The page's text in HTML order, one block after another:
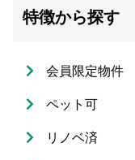
特徴から探す
会員限定物件
ペット可
リノベ済